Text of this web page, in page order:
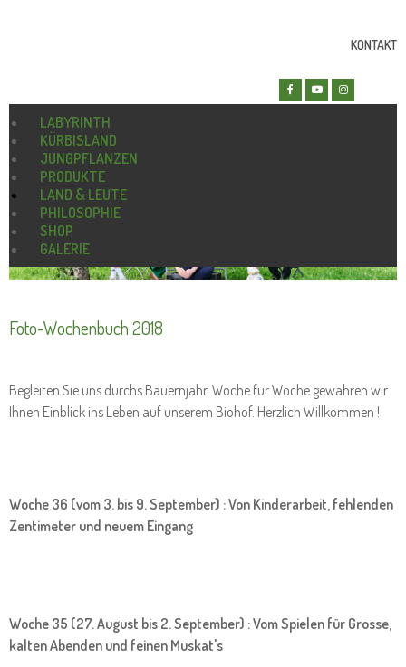
KONTAKT
LABYRINTH
KÜRBISLAND
JUNGPFLANZEN
PRODUKTE
LAND & LEUTE
PHILOSOPHIE
SHOP
GALERIE
Foto-Wochenbuch 2018
Begleiten Sie uns durchs Bauernjahr. Woche für Woche gewähren wir
Ihnen Einblick ins Leben auf unserem Biohof. Herzlich Willkommen !
Woche 36 (vom 3. bis 9. September) : Von Kinderarbeit, fehlenden
Zentimeter und neuem Eingang
Woche 35 (27. August bis 2. September) : Vom Spielen für Grosse,
kalten Abenden und feinen Muskat's